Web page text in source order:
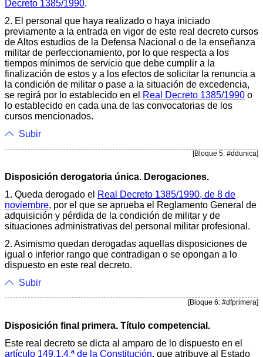
Decreto 1385/1990.
2. El personal que haya realizado o haya iniciado
previamente a la entrada en vigor de este real decreto cursos
de Altos estudios de la Defensa Nacional o de la enseñanza
militar de perfeccionamiento, por lo que respecta a los
tiempos mínimos de servicio que debe cumplir a la
finalización de estos y a los efectos de solicitar la renuncia a
la condición de militar o pase a la situación de excedencia,
se regirá por lo establecido en el Real Decreto 1385/1990 o
lo establecido en cada una de las convocatorias de los
cursos mencionados.
Subir
[Bloque 5: #ddunica]
Disposición derogatoria única. Derogaciones.
1. Queda derogado el Real Decreto 1385/1990, de 8 de
noviembre, por el que se aprueba el Reglamento General de
adquisición y pérdida de la condición de militar y de
situaciones administrativas del personal militar profesional.
2. Asimismo quedan derogadas aquellas disposiciones de
igual o inferior rango que contradigan o se opongan a lo
dispuesto en este real decreto.
Subir
[Bloque 6: #dfprimera]
Disposición final primera. Título competencial.
Este real decreto se dicta al amparo de lo dispuesto en el
artículo 149.1.4.ª de la Constitución, que atribuye al Estado